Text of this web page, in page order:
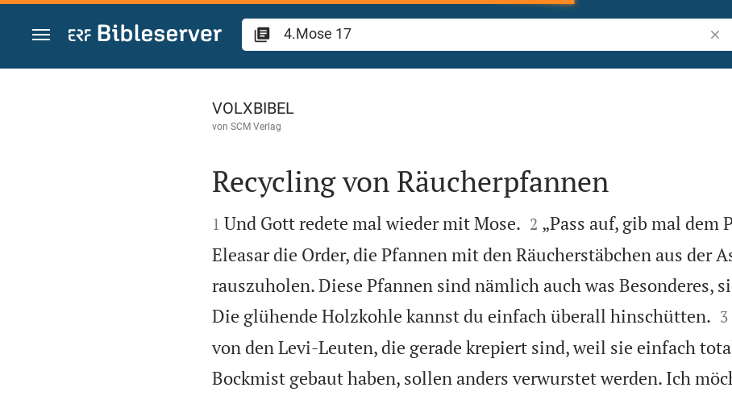
Zum Inhalt springen
4.Mose 17
VOLXBIBEL
von SCM Verlag

Recycling von Räucherpfannen

1 Und Gott redete mal wieder mit Mose.
2 „Pass auf, gib mal dem
Eleasar die Order, die Pfannen mit den Räucherstäbchen aus der
rauszuholen. Diese Pfannen sind nämlich auch was Besonderes,
Die glühende Holzkohle kannst du einfach überall hinschütten.
3
von den Levi-Leuten, die gerade krepiert sind, weil sie einfach
Bockmist gebaut haben, sollen anders verwurstet werden. Ich